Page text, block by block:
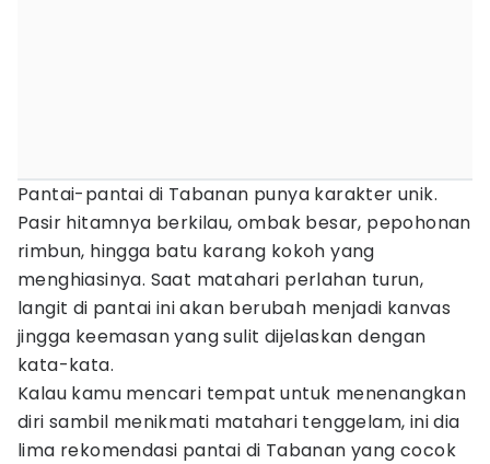
Pantai-pantai di Tabanan punya karakter unik.
Pasir hitamnya berkilau, ombak besar, pepohonan
rimbun, hingga batu karang kokoh yang
menghiasinya. Saat matahari perlahan turun,
langit di pantai ini akan berubah menjadi kanvas
jingga keemasan yang sulit dijelaskan dengan
kata-kata.
Kalau kamu mencari tempat untuk menenangkan
diri sambil menikmati matahari tenggelam, ini dia
lima rekomendasi pantai di Tabanan yang cocok